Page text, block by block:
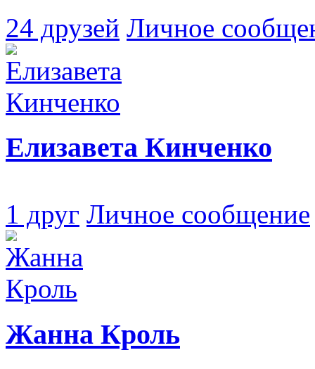
24 друзей Личное
Елизавета Кинченко
1 друг Личное сообщение
Жанна Кроль